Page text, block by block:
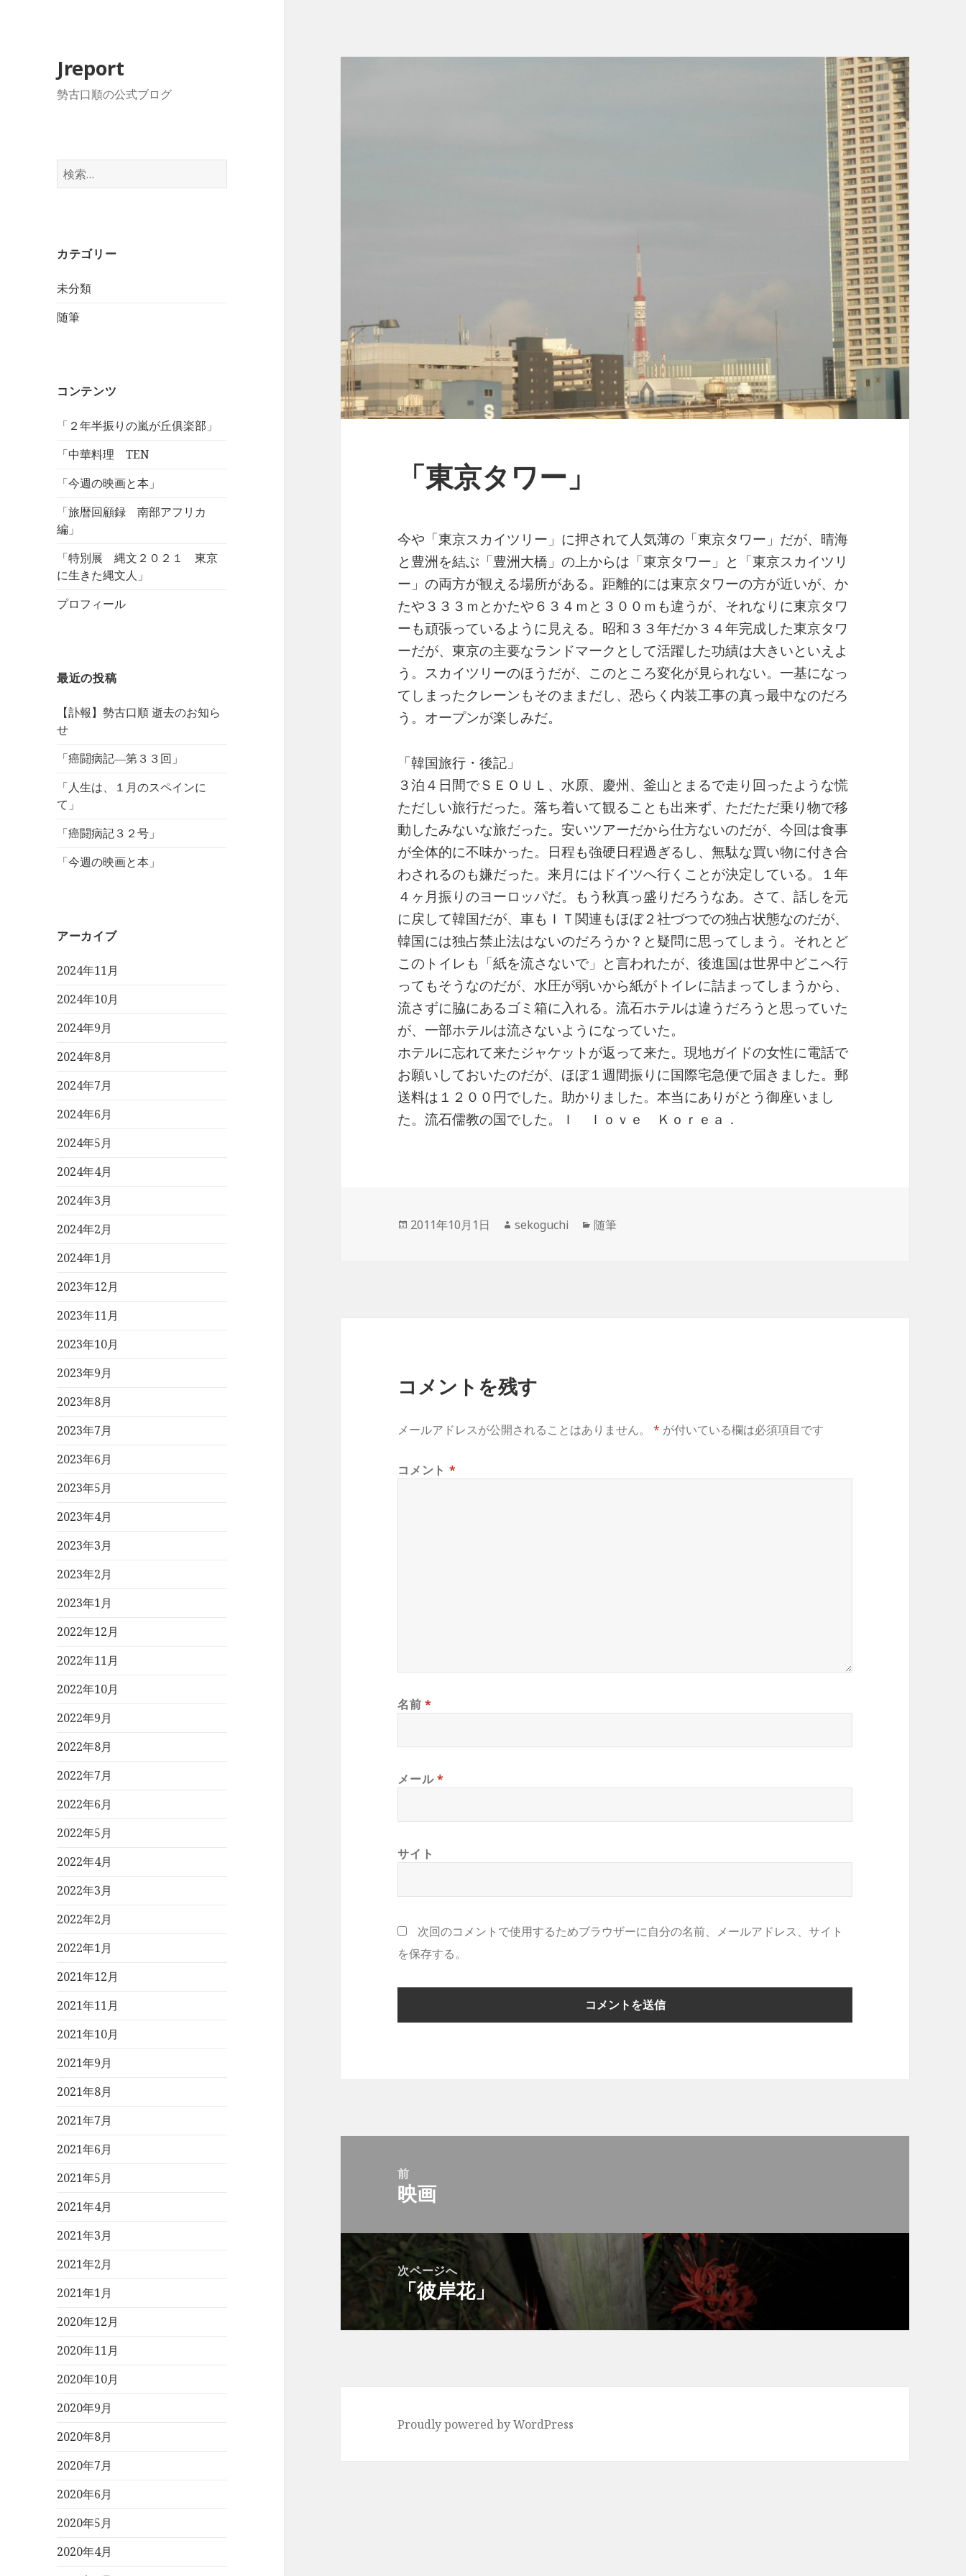
Jreport
勢古口順の公式ブログ
検
索
カテゴリー
未分類
随筆
コンテンツ
「２年半振りの嵐が丘俱楽部」
「中華料理 TEN
「今週の映画と本」
「旅暦回顧録 南部アフリカ
編」
「特別展 縄文２０２１ 東京
に生きた縄文人」
プロフィール
最近の投稿
【訃報】勢古口順 逝去のお知ら
せ
「癌闘病記―第３３回」
「人生は、１月のスペインに
て」
「癌闘病記３２号」
「今週の映画と本」
アーカイブ
2024年11月
2024年10月
2024年9月
2024年8月
2024年7月
2024年6月
2024年5月
2024年4月
2024年3月
2024年2月
2024年1月
2023年12月
2023年11月
2023年10月
2023年9月
2023年8月
2023年7月
2023年6月
2023年5月
2023年4月
2023年3月
2023年2月
2023年1月
2022年12月
2022年11月
2022年10月
2022年9月
2022年8月
2022年7月
2022年6月
2022年5月
2022年4月
2022年3月
2022年2月
2022年1月
2021年12月
2021年11月
2021年10月
2021年9月
2021年8月
2021年7月
2021年6月
2021年5月
2021年4月
2021年3月
2021年2月
2021年1月
2020年12月
2020年11月
2020年10月
2020年9月
2020年8月
2020年7月
2020年6月
2020年5月
2020年4月
「東京タワー」
今や「東京スカイツリー」に押されて人気薄の「東京タワー」だが、晴海
と豊洲を結ぶ「豊洲大橋」の上からは「東京タワー」と「東京スカイツリ
ー」の両方が観える場所がある。距離的には東京タワーの方が近いが、か
たや３３３ｍとかたや６３４ｍと３００ｍも違うが、それなりに東京タワ
ーも頑張っているように見える。昭和３３年だか３４年完成した東京タワ
ーだが、東京の主要なランドマークとして活躍した功績は大きいといえよ
う。スカイツリーのほうだが、このところ変化が見られない。一基になっ
てしまったクレーンもそのままだし、恐らく内装工事の真っ最中なのだろ
う。オープンが楽しみだ。
「韓国旅行・後記」
３泊４日間でＳＥＯＵＬ、水原、慶州、釜山とまるで走り回ったような慌
ただしい旅行だった。落ち着いて観ることも出来ず、ただただ乗り物で移
動したみないな旅だった。安いツアーだから仕方ないのだが、今回は食事
が全体的に不味かった。日程も強硬日程過ぎるし、無駄な買い物に付き合
わされるのも嫌だった。来月にはドイツへ行くことが決定している。１年
４ヶ月振りのヨーロッパだ。もう秋真っ盛りだろうなあ。さて、話しを元
に戻して韓国だが、車もＩＴ関連もほぼ２社づつでの独占状態なのだが、
韓国には独占禁止法はないのだろうか？と疑問に思ってしまう。それとど
このトイレも「紙を流さないで」と言われたが、後進国は世界中どこへ行
ってもそうなのだが、水圧が弱いから紙がトイレに詰まってしまうから、
流さずに脇にあるゴミ箱に入れる。流石ホテルは違うだろうと思っていた
が、一部ホテルは流さないようになっていた。
ホテルに忘れて来たジャケットが返って来た。現地ガイドの女性に電話で
お願いしておいたのだが、ほぼ１週間振りに国際宅急便で届きました。郵
送料は１２００円でした。助かりました。本当にありがとう御座いまし
た。流石儒教の国でした。Ｉ ｌｏｖｅ Ｋｏｒｅａ．
投
2011年10月1日
作
sekoguchi
カ
随筆
コメントを残す
メールアドレスが公開されることはありません。 * が付いている欄は必須項目です
コメント *
名前*
メール*
サイト
次回のコメントで使用するためブラウザーに自分の名前、メールアドレス、サイト
を保存する。
ゲ
ー
ン
前
前
投
稿:
映画
次ページへ
次
投
「彼岸花」
Proudly powered by WordPress